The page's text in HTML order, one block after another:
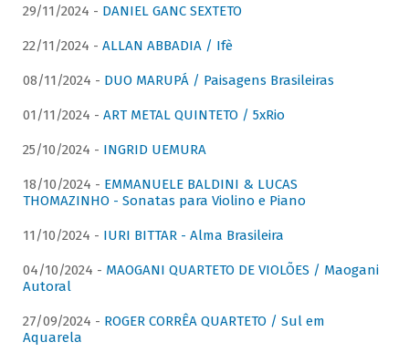
29/11/2024 - DANIEL GANC SEXTETO
22/11/2024 - ALLAN ABBADIA / Ifè
08/11/2024 - DUO MARUPÁ / Paisagens Brasileiras
01/11/2024 - ART METAL QUINTETO / 5xRio
25/10/2024 - INGRID UEMURA
18/10/2024 - EMMANUELE BALDINI & LUCAS
THOMAZINHO - Sonatas para Violino e Piano
11/10/2024 - IURI BITTAR - Alma Brasileira
04/10/2024 - MAOGANI QUARTETO DE VIOLÕES / Maogani
Autoral
27/09/2024 - ROGER CORRÊA QUARTETO / Sul em
Aquarela